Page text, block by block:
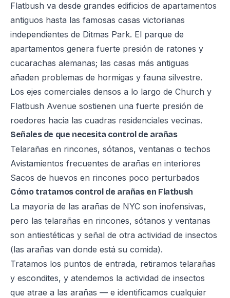
Flatbush va desde grandes edificios de apartamentos
antiguos hasta las famosas casas victorianas
independientes de Ditmas Park. El parque de
apartamentos genera fuerte presión de ratones y
cucarachas alemanas; las casas más antiguas
añaden problemas de hormigas y fauna silvestre.
Los ejes comerciales densos a lo largo de Church y
Flatbush Avenue sostienen una fuerte presión de
roedores hacia las cuadras residenciales vecinas.
Señales de que necesita control de arañas
Telarañas en rincones, sótanos, ventanas o techos
Avistamientos frecuentes de arañas en interiores
Sacos de huevos en rincones poco perturbados
Cómo tratamos control de arañas en Flatbush
La mayoría de las arañas de NYC son inofensivas,
pero las telarañas en rincones, sótanos y ventanas
son antiestéticas y señal de otra actividad de insectos
(las arañas van donde está su comida).
Tratamos los puntos de entrada, retiramos telarañas
y escondites, y atendemos la actividad de insectos
que atrae a las arañas — e identificamos cualquier